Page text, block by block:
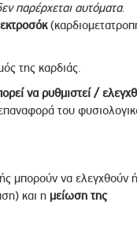
παρέρχεται αυτόματα.
της καρδιάς.
να ρυθμιστεί /
του
μπορούν να ελεγχθούν
και η μείωση της